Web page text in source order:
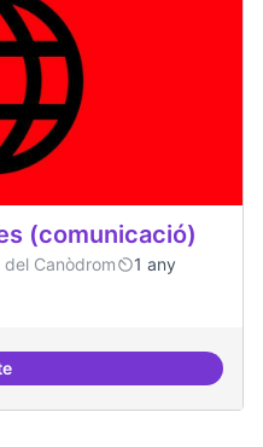
(comunicació)
Canòdrom
1 any
+ residències